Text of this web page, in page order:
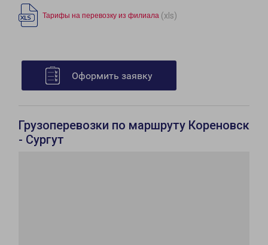
Тарифы на перевозку из филиала (xls)
Оформить заявку
Грузоперевозки по маршруту Кореновск
- Сургут